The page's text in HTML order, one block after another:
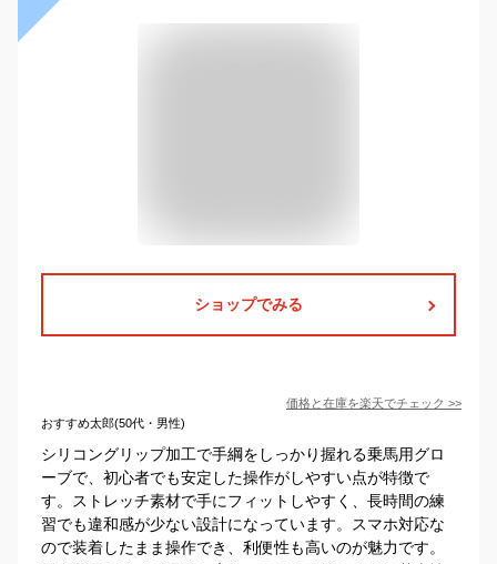
ショップでみる
価格と在庫を楽天でチェック >>
おすすめ太郎(50代・男性)
シリコングリップ加工で手綱をしっかり握れる乗馬用グロ
ーブで、初心者でも安定した操作がしやすい点が特徴で
す。ストレッチ素材で手にフィットしやすく、長時間の練
習でも違和感が少ない設計になっています。スマホ対応な
ので装着したまま操作でき、利便性も高いのが魅力です。